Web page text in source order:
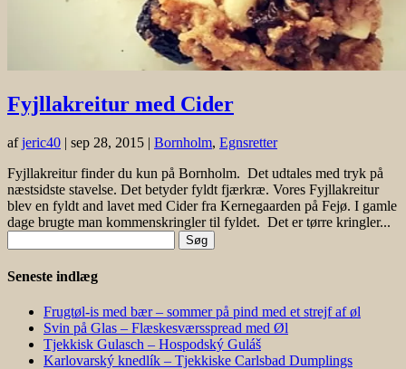
Fyjllakreitur med Cider
af jeric40|sep 28, 2015|Bornholm,Egnsretter
Fyjllakreitur finder du kun på Bornholm. Det udtales med tryk på
næstsidste stavelse. Det betyder fyldt fjærkræ. Vores Fyjllakreitur
blev en fyldt and lavet med Cider fra Kernegaarden på Fejø. I gamle
dage brugte man kommenskringler til fyldet. Det er tørre kringler...
Søg
efter:
Frugtøl-is med bær – sommer på pind med et strejf af øl
Tjekkisk Gulasch – Hospodský Guláš
Karlovarský knedlík – Tjekkiske Carlsbad Dumplings
Trøndersodd med Øl – Trøndersk Tradition